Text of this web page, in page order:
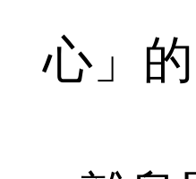
心」的